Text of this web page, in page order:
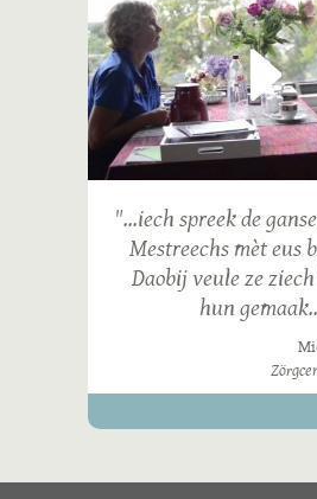
"...iech spreek de
Mestreechs mèt eus
Daobij veule ze
hun